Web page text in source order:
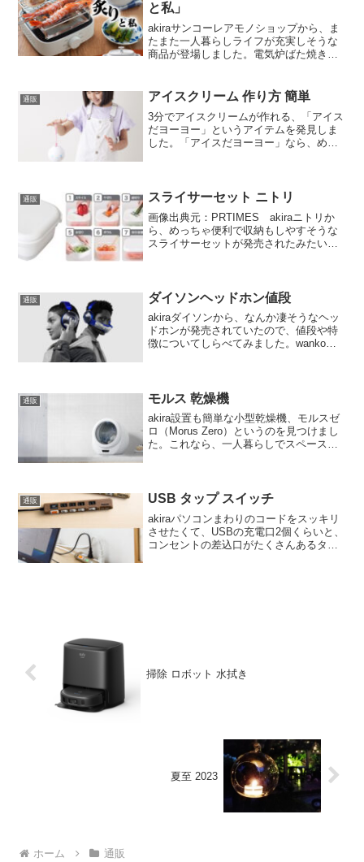
と私」
akiraサンコーレアモノショップから、ま
たまた一人暮らしライフが充実しそうな
商品が登場しました。電気炉ばた焼き器
は、サンコーの電気炉ばた焼き器「酒と
鍋と炙りと私」...
通販 アイスクリーム 作り方 簡単
3分でアイスクリームが作れる、「アイス
だヨーヨー」というアイテムを発見しま
した。「アイスだヨーヨー」なら、めっ
紹介します。
通販 スライサーセット ニトリ
画像出典元：PRTIMES akiraニトリか
ら、めっちゃ便利で収納もしやすそうな
スライサーセットが発売されたみたいな
などを紹...
通販 ダイソンヘッドホン値段
akiraダイソンから、なんか凄そうなヘッ
ドホンが発売されていたので、値段や特
徴についてしらべてみました。wankoこ
通販 モルス 乾燥機
akira設置も簡単な小型乾燥機、モルスゼ
ロ（Morus Zero）というのを見つけまし
た。これなら、一人暮らしでスペースが
通販 USB タップ スイッチ
akiraパソコンまわりのコードをスッキリ
させたくて、USBの充電口2個くらいと、
コンセントの差込口がたくさんあるタッ
掃除 ロボット 水拭き
夏至 2023
ホーム 通販